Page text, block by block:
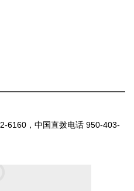
6160，中国直拨电话 950-403-